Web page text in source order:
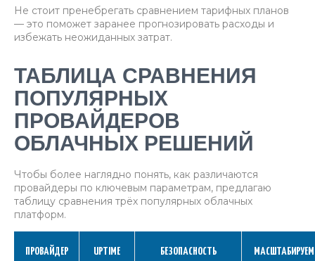
Не стоит пренебрегать сравнением тарифных планов
— это поможет заранее прогнозировать расходы и
избежать неожиданных затрат.
ТАБЛИЦА СРАВНЕНИЯ
ПОПУЛЯРНЫХ
ПРОВАЙДЕРОВ
ОБЛАЧНЫХ РЕШЕНИЙ
Чтобы более наглядно понять, как различаются
провайдеры по ключевым параметрам, предлагаю
таблицу сравнения трёх популярных облачных
платформ.
ПРОВАЙДЕР UPTIME БЕЗОПАСНОСТЬ